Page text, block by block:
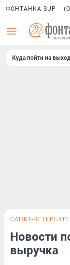
ФОНТАНКА SUP
Куда пойти на
САНКТ-ПЕТЕРБУРГ
Новости
выручка